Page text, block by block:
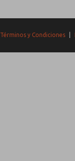
Términos y Condiciones